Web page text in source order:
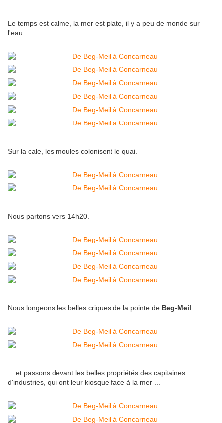
Le temps est calme, la mer est plate, il y a peu de monde sur
l'eau.
Sur la cale, les moules colonisent le quai.
Nous partons vers 14h20.
Nous longeons les belles criques de la pointe de Beg-Meil
... et passons devant les belles propriétés des capitaines
d'industries, qui ont leur kiosque face à la mer ...